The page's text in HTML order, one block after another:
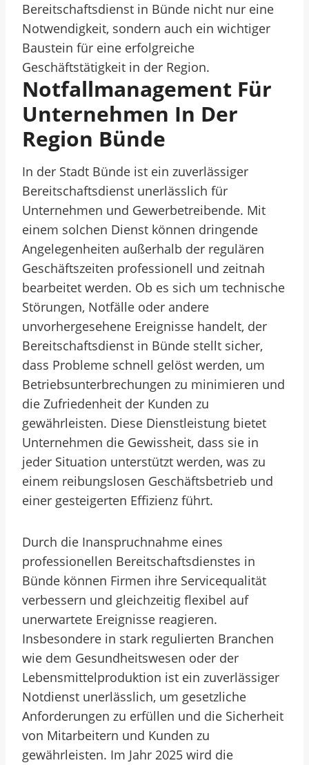
Bereitschaftsdienst in Bünde nicht nur eine
Notwendigkeit, sondern auch ein wichtiger
Baustein für eine erfolgreiche
Geschäftstätigkeit in der Region.
Notfallmanagement Für
Unternehmen In Der
Region Bünde
In der Stadt Bünde ist ein zuverlässiger
Bereitschaftsdienst unerlässlich für
Unternehmen und Gewerbetreibende. Mit
einem solchen Dienst können dringende
Angelegenheiten außerhalb der regulären
Geschäftszeiten professionell und zeitnah
bearbeitet werden. Ob es sich um technische
Störungen, Notfälle oder andere
unvorhergesehene Ereignisse handelt, der
Bereitschaftsdienst in Bünde stellt sicher,
dass Probleme schnell gelöst werden, um
Betriebsunterbrechungen zu minimieren und
die Zufriedenheit der Kunden zu
gewährleisten. Diese Dienstleistung bietet
Unternehmen die Gewissheit, dass sie in
jeder Situation unterstützt werden, was zu
einem reibungslosen Geschäftsbetrieb und
einer gesteigerten Effizienz führt.
Durch die Inanspruchnahme eines
professionellen Bereitschaftsdienstes in
Bünde können Firmen ihre Servicequalität
verbessern und gleichzeitig flexibel auf
unerwartete Ereignisse reagieren.
Insbesondere in stark regulierten Branchen
wie dem Gesundheitswesen oder der
Lebensmittelproduktion ist ein zuverlässiger
Notdienst unerlässlich, um gesetzliche
Anforderungen zu erfüllen und die Sicherheit
von Mitarbeitern und Kunden zu
gewährleisten. Im Jahr 2025 wird die